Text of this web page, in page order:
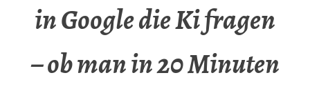
in Google die Ki fragen
– ob man in 20 Minuten